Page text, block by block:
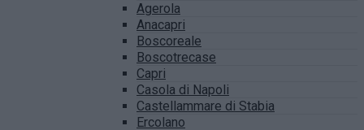
Agerola
Anacapri
Boscoreale
Boscotrecase
Capri
Casola di Napoli
Castellammare di Stabia
Ercolano